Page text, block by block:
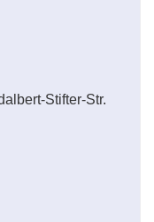
Stifter-Str.